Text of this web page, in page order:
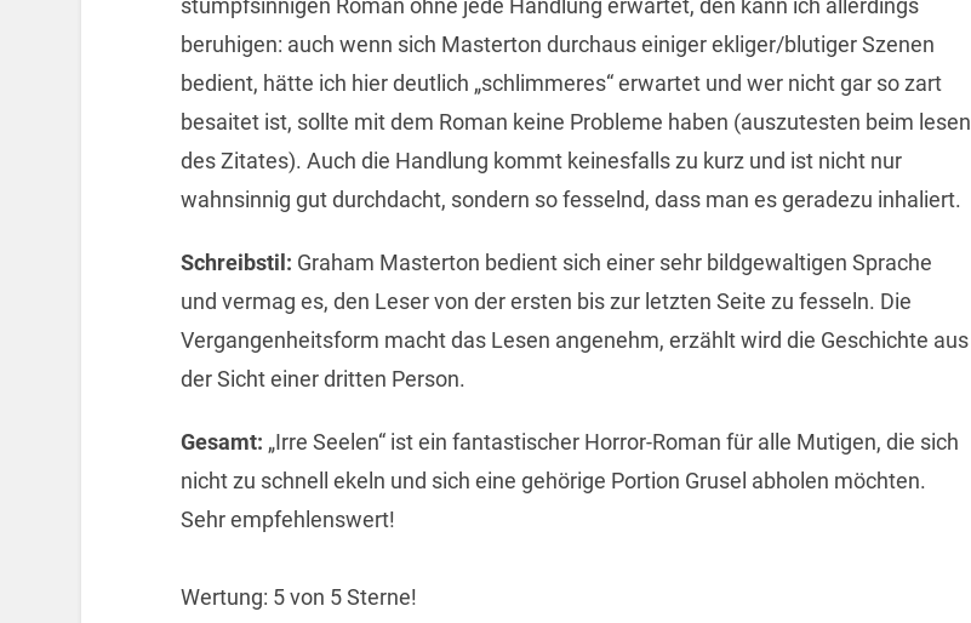
stumpfsinnigen Roman ohne jede Handlung erwartet, den kann ich allerdings
beruhigen: auch wenn sich Masterton durchaus einiger ekliger/blutiger Szenen
bedient, hätte ich hier deutlich „schlimmeres“ erwartet und wer nicht gar so zart
besaitet ist, sollte mit dem Roman keine Probleme haben (auszutesten beim lesen
des Zitates). Auch die Handlung kommt keinesfalls zu kurz und ist nicht nur
wahnsinnig gut durchdacht, sondern so fesselnd, dass man es geradezu inhaliert.
Schreibstil: Graham Masterton bedient sich einer sehr bildgewaltigen Sprache
und vermag es, den Leser von der ersten bis zur letzten Seite zu fesseln. Die
Vergangenheitsform macht das Lesen angenehm, erzählt wird die Geschichte aus
der Sicht einer dritten Person.
Gesamt: „Irre Seelen“ ist ein fantastischer Horror-Roman für alle Mutigen, die sich
nicht zu schnell ekeln und sich eine gehörige Portion Grusel abholen möchten.
Sehr empfehlenswert!
Wertung: 5 von 5 Sterne!